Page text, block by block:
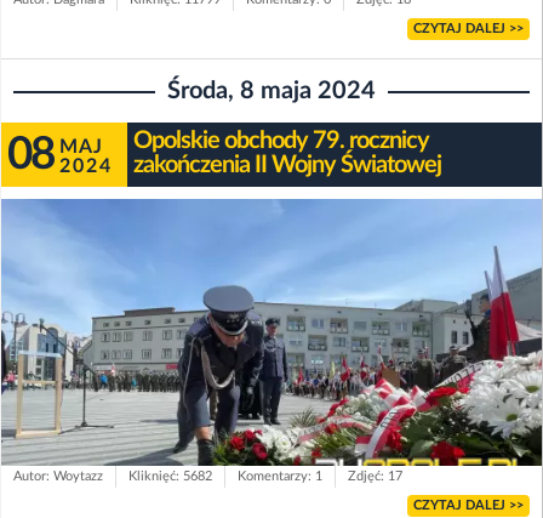
CZYTAJ DALEJ >>
Środa, 8 maja 2024
08 MAJ
2024
Opolskie obchody 79. rocznicy
zakończenia II Wojny Światowej
Autor: Woytazz Kliknięć: 5682 Komentarzy: 1 Zdjęć: 17
CZYTAJ DALEJ >>